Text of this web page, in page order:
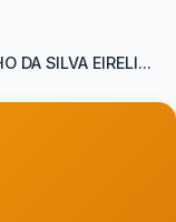
DA SILVA EIRELI...